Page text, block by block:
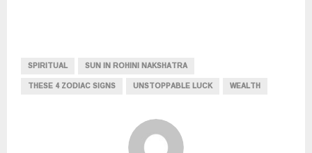
SPIRITUAL
SUN IN ROHINI NAKSHATRA
THESE 4 ZODIAC SIGNS
UNSTOPPABLE LUCK WEALTH